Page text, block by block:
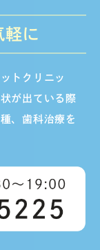
軽に
トクリニッ
が出ている際
、歯科治療を